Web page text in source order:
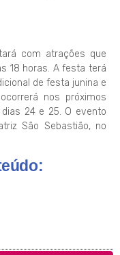
com atrações que
18 horas. A festa terá
de festa junina e
nos próximos
24 e 25. O evento
São Sebastião, no